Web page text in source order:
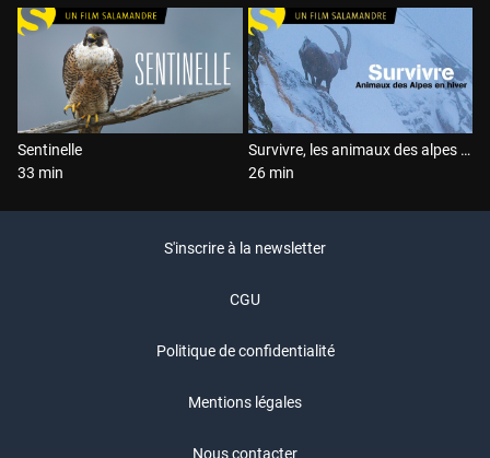
Sentinelle
33 min
Survivre, les animaux des alpes en hiver
26 min
S'inscrire à la newsletter
CGU
Politique de confidentialité
Mentions légales
Nous contacter